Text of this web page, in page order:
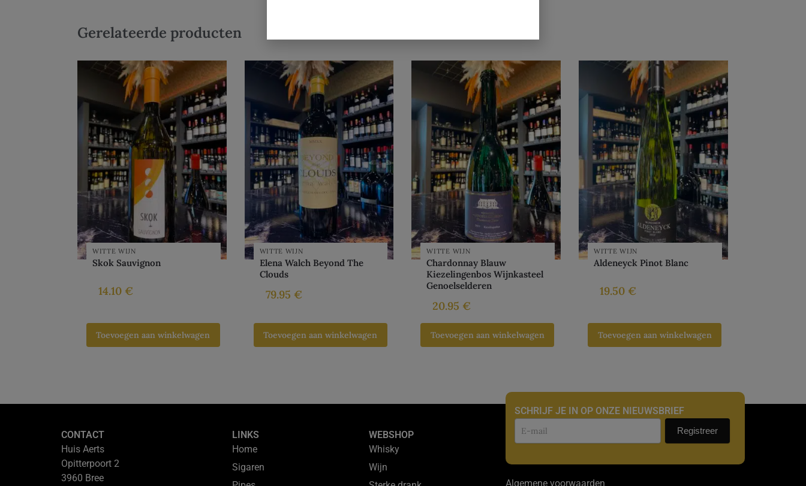
Gerelateerde producten
WITTE WIJN
Skok Sauvignon
14.10 €
Toevoegen aan winkelwagen
WITTE WIJN
Elena Walch Beyond The
Clouds
79.95 €
Toevoegen aan winkelwagen
WITTE WIJN
Chardonnay Blauw
Kiezelingenbos Wijnkasteel
Genoelselderen
20.95 €
Toevoegen aan winkelwagen
WITTE WIJN
Aldeneyck Pinot Blanc
19.50 €
Toevoegen aan winkelwagen
CONTACT
Huis Aerts
Opitterpoort 2
3960 Bree
LINKS
Home
Sigaren
WEBSHOP
Whisky
Wijn
SCHRIJF JE IN OP ONZE NIEUWSBRIEF
Nieuwsbrief Registreer
Algemene voorwaarden